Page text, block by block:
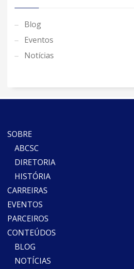
Blog
Eventos
Notícias
SOBRE
ABCSC
DIRETORIA
HISTÓRIA
CARREIRAS
EVENTOS
PARCEIROS
CONTEÚDOS
BLOG
NOTÍCIAS